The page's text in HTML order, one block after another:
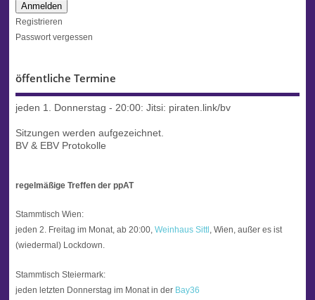
Anmelden
Registrieren
Passwort vergessen
öffentliche Termine
jeden 1. Donnerstag - 20:00: Jitsi: piraten.link/bv
Sitzungen werden aufgezeichnet.
BV & EBV Protokolle
regelmäßige Treffen der ppAT
Stammtisch Wien:
jeden 2. Freitag im Monat, ab 20:00, Weinhaus Sittl , Wien, außer es ist
(wiedermal) Lockdown.
Stammtisch Steiermark:
jeden letzten Donnerstag im Monat in der Bay36